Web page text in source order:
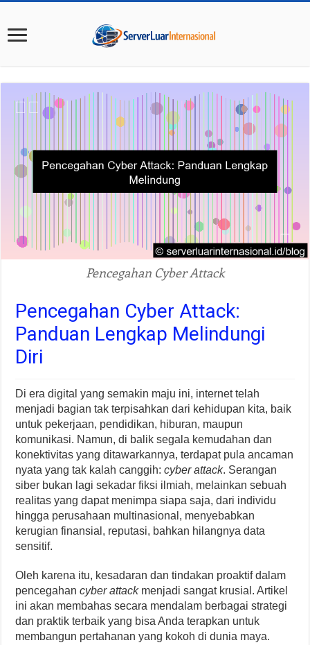
Pencegahan Cyber Attack
Pencegahan Cyber Attack:
Panduan Lengkap Melindungi
Diri
Di era digital yang semakin maju ini, internet telah
menjadi bagian tak terpisahkan dari kehidupan kita, baik
untuk pekerjaan, pendidikan, hiburan, maupun
komunikasi. Namun, di balik segala kemudahan dan
konektivitas yang ditawarkannya, terdapat pula ancaman
nyata yang tak kalah canggih:cyber attack. Serangan
siber bukan lagi sekadar fiksi ilmiah, melainkan sebuah
realitas yang dapat menimpa siapa saja, dari individu
hingga perusahaan multinasional, menyebabkan
kerugian finansial, reputasi, bahkan hilangnya data
sensitif.
Oleh karena itu, kesadaran dan tindakan proaktif dalam
pencegahancyber attackmenjadi sangat krusial. Artikel
ini akan membahas secara mendalam berbagai strategi
dan praktik terbaik yang bisa Anda terapkan untuk
membangun pertahanan yang kokoh di dunia maya.